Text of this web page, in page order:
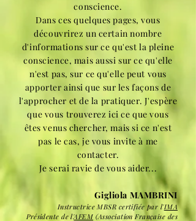
conscience.
Dans ces quelques pages, vous
découvrirez un certain nombre
d'informations sur ce qu'est la pleine
conscience, mais aussi sur ce qu'elle
n'est pas, sur ce qu'elle peut vous
apporter ainsi que sur les façons de
l'approcher et de la pratiquer. J'espère
que vous trouverez ici ce que vous
êtes venus chercher, mais si ce n'est
pas le cas, je vous invite à me
contacter.
Je serai ravie de vous aider...
Gigliola MAMBRINI
Instructrice MBSR certifiée par l'IMA
Présidente de l'AFEM (Association Française des